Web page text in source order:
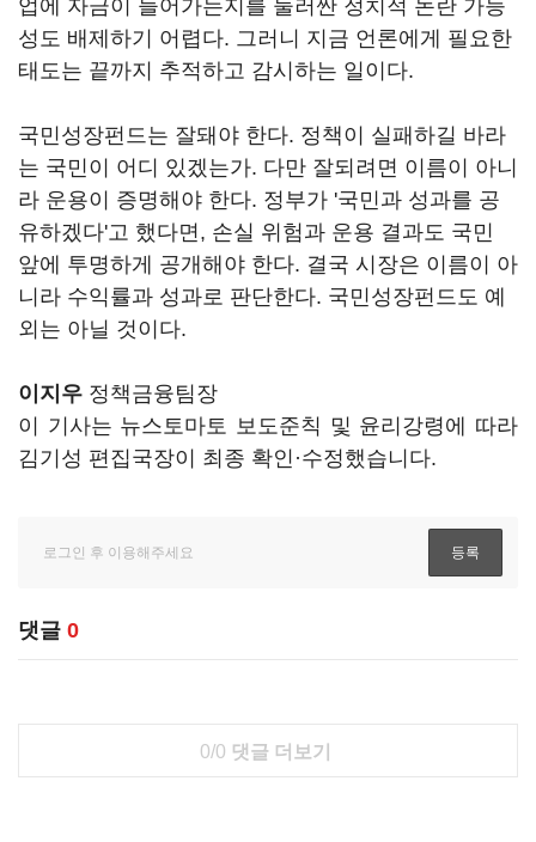
업에 자금이 들어가는지를 둘러싼 정치적 논란 가능
성도 배제하기 어렵다. 그러니 지금 언론에게 필요한
태도는 끝까지 추적하고 감시하는 일이다.
국민성장펀드는 잘돼야 한다. 정책이 실패하길 바라
는 국민이 어디 있겠는가. 다만 잘되려면 이름이 아니
라 운용이 증명해야 한다. 정부가 '국민과 성과를 공
유하겠다'고 했다면, 손실 위험과 운용 결과도 국민
앞에 투명하게 공개해야 한다. 결국 시장은 이름이 아
니라 수익률과 성과로 판단한다. 국민성장펀드도 예
외는 아닐 것이다.
이지우 정책금융팀장
이 기사는 뉴스토마토 보도준칙 및 윤리강령에 따라
김기성 편집국장이 최종 확인·수정했습니다.
댓글 0
0/0 댓글 더보기